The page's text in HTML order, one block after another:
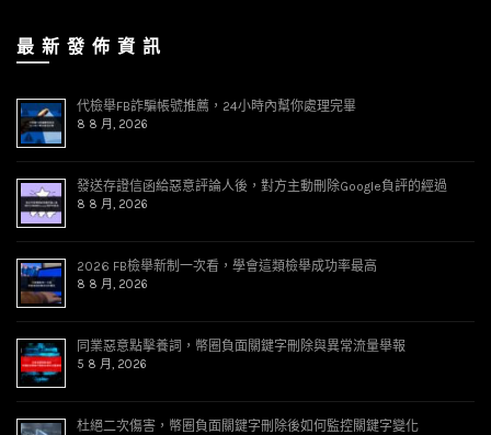
最 新 發 佈 資 訊
代檢舉FB詐騙帳號推薦，24小時內幫你處理完畢
8 8 月, 2026
發送存證信函給惡意評論人後，對方主動刪除Google負評的經過
8 8 月, 2026
2026 FB檢舉新制一次看，學會這類檢舉成功率最高
8 8 月, 2026
同業惡意點擊養詞，幣圈負面關鍵字刪除與異常流量舉報
5 8 月, 2026
杜絕二次傷害，幣圈負面關鍵字刪除後如何監控關鍵字變化